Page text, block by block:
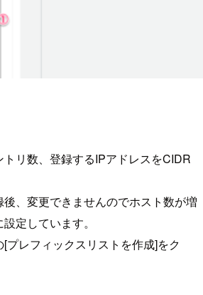
トリ数、登録するIPアドレスをCIDR
、変更できませんのでホスト数が増
定しています。
プレフィックスリストを作成]をク